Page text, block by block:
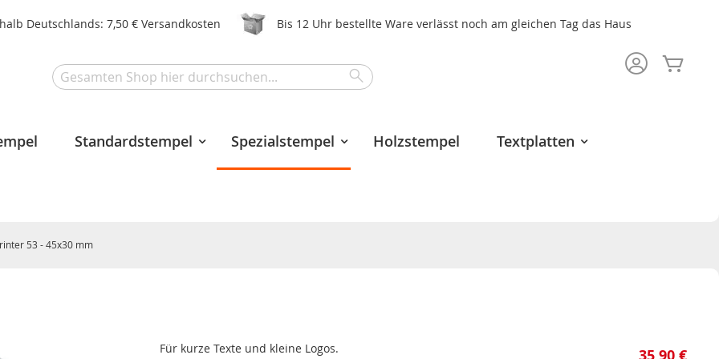
Deutschlands: 7,50 € Versandkosten Bis 12 Uhr bestellte Ware verlässt noch am gleichen Tag das Haus
Search
Standardstempel Spezialstempel Holzstempel Textplatten
53 - 45x30 mm
Für kurze Texte und kleine Logos.